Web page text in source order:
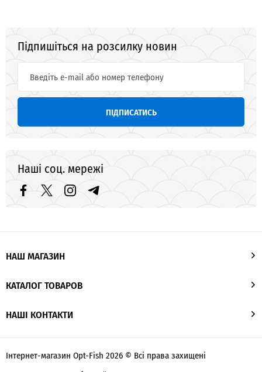
Підпишіться на розсилку новин
ПІДПИСАТИСЬ
Наші соц. мережі
НАШ МАГАЗИН
КАТАЛОГ ТОВАРОВ
НАШІ КОНТАКТИ
Інтернет-магазин Opt-Fish 2026 © Всі права захищені